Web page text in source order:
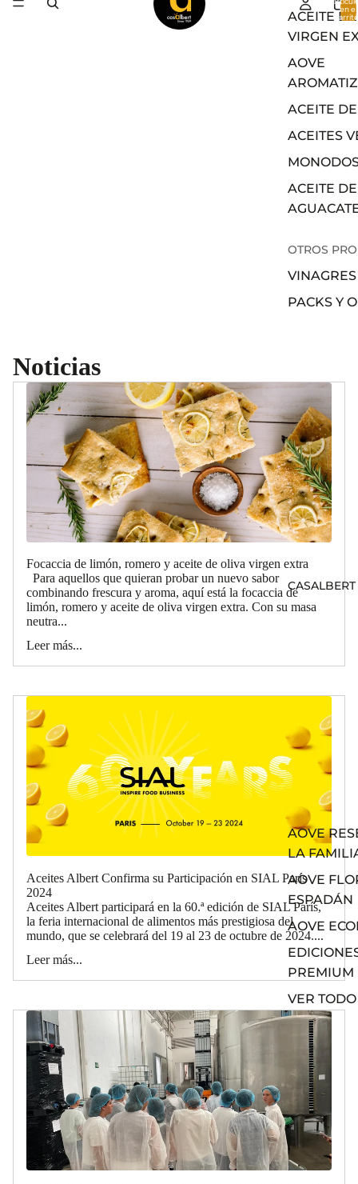
ACEITE
VIRGEN
AOVE
ACEITE
ACEITES
ACEITE DE
OTROS
VINAGRES
PACKS Y
AOVE
LA
AOVE
ESPADÁN
AOVE
PREMIUM
VER TODO
en el
Noticias
Focaccia de limón, romero y aceite de oliva virgen extra
Para aquellos que quieran probar un nuevo sabor
combinando frescura y aroma, aquí está la focaccia de
limón, romero y aceite de oliva virgen extra. Con su masa
neutra...
Leer más...
Aceites Albert Confirma su Participación en SIAL París
2024
Aceites Albert participará en la 60.ª edición de SIAL París,
la feria internacional de alimentos más prestigiosa del
mundo, que se celebrará del 19 al 23 de octubre de 2024....
Leer más...